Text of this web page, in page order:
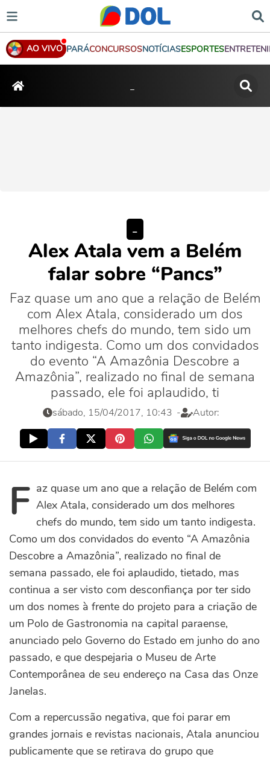
AO VIVO PARÁCONCURSOSNOTÍCIASESPORTES
_
_
Alex Atala vem a Belém
falar sobre “Pancs”
Faz quase um ano que a relação de Belém
com Alex Atala, considerado um dos
melhores chefs do mundo, tem sido um
tanto indigesta. Como um dos convidados
do evento “A Amazônia Descobre a
Amazônia”, realizado no final de semana
passado, ele foi aplaudido, ti
sábado, 15/04/2017, 10:43 - Autor:
Faz quase um ano que a relação de Belém com
Alex Atala, considerado um dos melhores
chefs do mundo, tem sido um tanto indigesta.
Como um dos convidados do evento “A Amazônia
Descobre a Amazônia”, realizado no final de
semana passado, ele foi aplaudido, tietado, mas
continua a ser visto com desconfiança por ter sido
um dos nomes à frente do projeto para a criação de
um Polo de Gastronomia na capital paraense,
anunciado pelo Governo do Estado em junho do ano
passado, e que despejaria o Museu de Arte
Contemporânea de seu endereço na Casa das Onze
Janelas.
Com a repercussão negativa, que foi parar em
grandes jornais e revistas nacionais, Atala anunciou
publicamente que se retirava do grupo que